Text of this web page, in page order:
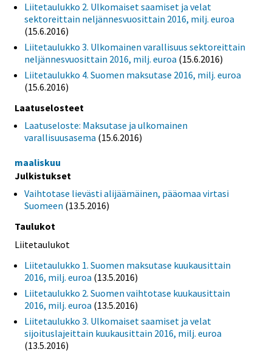
Liitetaulukko 2. Ulkomaiset saamiset ja velat
sektoreittain neljännesvuosittain 2016, milj. euroa
(15.6.2016)
Liitetaulukko 3. Ulkomainen varallisuus sektoreittain
neljännesvuosittain 2016, milj. euroa (15.6.2016)
Liitetaulukko 4. Suomen maksutase 2016, milj. euroa
(15.6.2016)
Laatuselosteet
Laatuseloste: Maksutase ja ulkomainen
varallisuusasema (15.6.2016)
maaliskuu
Julkistukset
Vaihtotase lievästi alijäämäinen, pääomaa virtasi
Suomeen (13.5.2016)
Taulukot
Liitetaulukot
Liitetaulukko 1. Suomen maksutase kuukausittain
2016, milj. euroa (13.5.2016)
Liitetaulukko 2. Suomen vaihtotase kuukausittain
2016, milj. euroa (13.5.2016)
Liitetaulukko 3. Ulkomaiset saamiset ja velat
sijoituslajeittain kuukausittain 2016, milj. euroa
(13.5.2016)